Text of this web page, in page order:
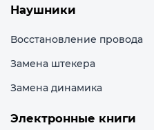
Наушники
Восстановление провода
Замена штекера
Замена динамика
Электронные книги